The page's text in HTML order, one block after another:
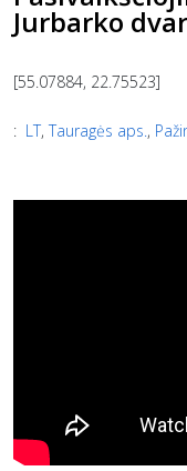
Jurbarko
[55.07884, 22.75523]
: LT, Tauragės aps. ,